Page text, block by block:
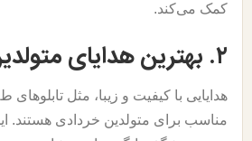
کمک می‌کند.
۲. بهترین هدایای متولدین خرداد:
هدایایی با کیفیت و زیبا، مثل تابلوهای
مناسب برای متولدین خردادی هستند.